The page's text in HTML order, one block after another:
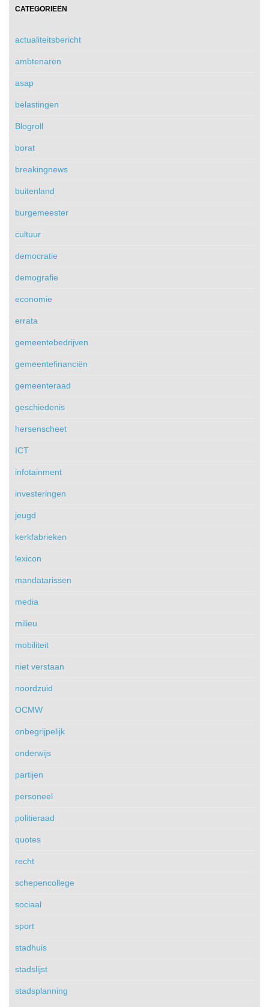
CATEGORIEËN
actualiteitsbericht
ambtenaren
asap
belastingen
Blogroll
borat
breakingnews
buitenland
burgemeester
cultuur
democratie
demografie
economie
errata
gemeentebedrijven
gemeentefinanciën
gemeenteraad
geschiedenis
hersenscheet
ICT
infotainment
investeringen
jeugd
kerkfabrieken
lexicon
mandatarissen
media
milieu
mobiliteit
niet verstaan
noordzuid
OCMW
onbegrijpelijk
onderwijs
partijen
personeel
politieraad
quotes
recht
schepencollege
sociaal
sport
stadhuis
stadslijst
stadsplanning